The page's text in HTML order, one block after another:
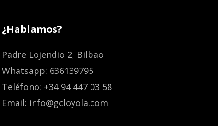
¿Hablamos?
Padre Lojendio 2, Bilbao
Whatsapp: 636139795
Teléfono: +34 94 447 03 58
Email: info@gcloyola.com